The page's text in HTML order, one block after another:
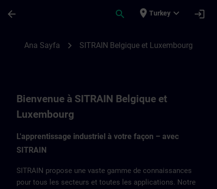
arrow_back search place Turkey expand_more login
Ana Sayfa chevron_right SITRAIN Belgique et Luxembourg
Bienvenue à SITRAIN Belgique et
Luxembourg
L'apprentissage industriel à votre façon – avec
SITRAIN
SITRAIN propose une vaste gamme de connaissances
pour tous les secteurs et toutes les applications. Notre